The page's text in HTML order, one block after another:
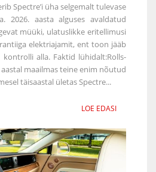
Spectre’i üha selgemalt tulevase
2026. aasta alguses avaldatud
müüki, ulatuslikke eritellimusi
elektriajamit, ent toon jääb
alla. Faktid lühidalt:Rolls-
aastal maailmas teine enim nõutud
täisaastal ületas Spectre...
LOE EDASI